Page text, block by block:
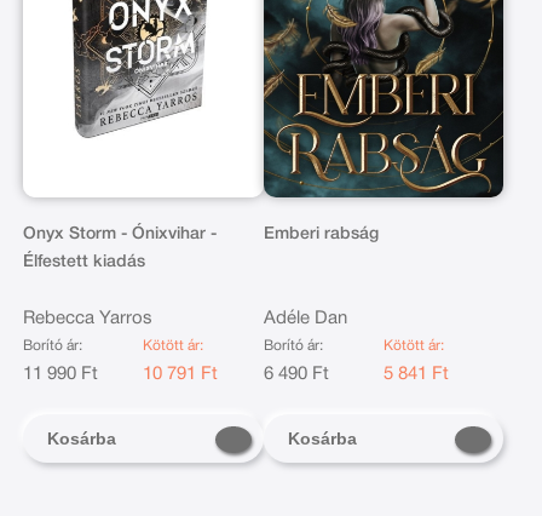
Onyx Storm - Ónixvihar -
Élfestett kiadás
Rebecca Yarros
Borító ár:
11 990 Ft
Kötött ár:
10 791 Ft
Kosárba
Emberi rabság
Adéle Dan
Borító ár:
6 490 Ft
Kötött ár:
5 841 Ft
Kosárba